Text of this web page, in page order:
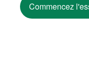
Commencez